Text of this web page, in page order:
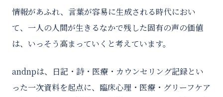
情報があふれ、言葉が容易に生成される時代におい
て、一人の人間が生きるなかで残した固有の声の価値
は、いっそう高まっていくと考えています。
andnpは、日記・詩・医療・カウンセリング記録とい
った一次資料を起点に、臨床心理・医療・グリーフケア